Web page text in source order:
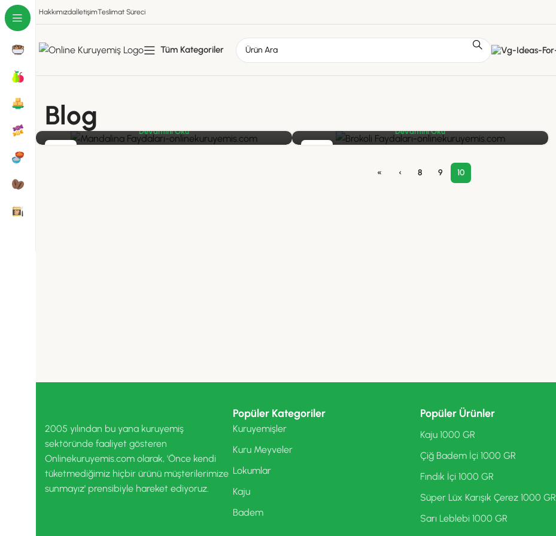
HakkımızdaİletişimTeslimat Süreci
Tüm Kategoriler
Blog
besleyici bir meyvedir. Bağışıklık sistemini
sistemine katkıda bulunması ile dikkat çeker. Ayrıca
ağız ve diş sağlığına da yarar sağlar. Kilo kontrolünü
destekleyici özellikleriyle sağlıklı beslenme
Devamını Oku
ve bağışıklık sistemi üzerindeki etkileri ile dikkat çeker.
Ayrıca kalp sağlığını destekler ve kilo kontrolüne
yardımcı olur. Brokoli tüketim yöntemlerini keşfederek,
Devamını Oku
« ‹ 8 9 10
2005 yılından bu yana kuruyemiş
sektöründe faaliyet gösteren
Onlinekuruyemis.com olarak, 'Önce kendi
tüketmediğimiz hiçbir ürünü müşterilerimize
sunmayız' prensibiyle hareket ediyoruz.
Popüler Kategoriler
Kuruyemişler
Kuru Meyveler
Lokumlar
Kaju
Badem
Popüler Ürünler
Kaju 1000 GR
Çiğ Badem İçi 1000 GR
Fındık İçi 1000 GR
Süper Lüx Karışık Çerez 1000 GR
Sarı Leblebi 1000 GR